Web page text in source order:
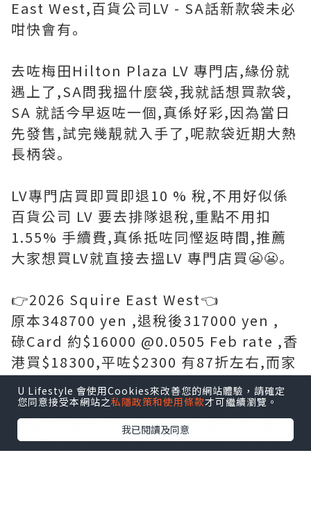
East West,百貨公司LV - SA話新款袋未必
咁快會有｡
去咗梅田Hilton Plaza LV 專門店,緣份就
遇上了,SA問我搵什麼袋,我就話想買款袋,
SA 就話今早返咗一個,真係好彩,因為當日
先發售,試完幾靚就入手了,呢款袋近期大熱
長柄袋｡
LV專門店買即買即退10 % 稅,不用好似係
百貨公司 LV 要去排隊退稅,重點不用扣
1.55% 手續費,真係抵咗同慳返時間,推薦
大家想買LV就直接去搵LV 專門店買😬😬｡
👉2026 Squire East West👈
原本348700 yen ,退稅後317000 yen ,
碌Card 約$16000 @0.0505 Feb rate ,香
港買$18300,平咗$2300 有87折左右,而家
yen 低,真係抵好多｡
呢個袋容量都唔細,放到銀包､鎖匙包､紙
巾､濕紙巾､Handcream､潤唇膏､相機仔
U Lifestyle 會使用Cookies來改善您的網站體驗，請確定
您同意接受本網站之私隱政策和使用條款才可繼續瀏覽。
我已閱讀及同意